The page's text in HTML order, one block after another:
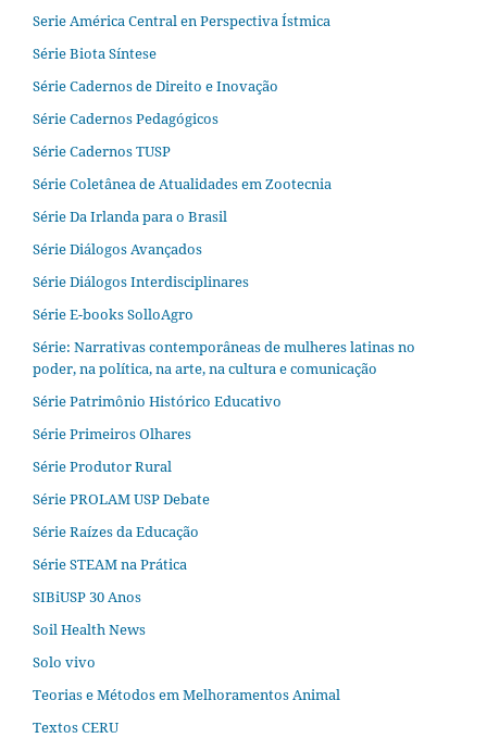
Serie América Central en Perspectiva Ístmica
Série Biota Síntese
Série Cadernos de Direito e Inovação
Série Cadernos Pedagógicos
Série Cadernos TUSP
Série Coletânea de Atualidades em Zootecnia
Série Da Irlanda para o Brasil
Série Diálogos Avançados
Série Diálogos Interdisciplinares
Série E-books SolloAgro
Série: Narrativas contemporâneas de mulheres latinas no
poder, na política, na arte, na cultura e comunicação
Série Patrimônio Histórico Educativo
Série Primeiros Olhares
Série Produtor Rural
Série PROLAM USP Debate
Série Raízes da Educação
Série STEAM na Prática
SIBiUSP 30 Anos
Soil Health News
Solo vivo
Teorias e Métodos em Melhoramentos Animal
Textos CERU